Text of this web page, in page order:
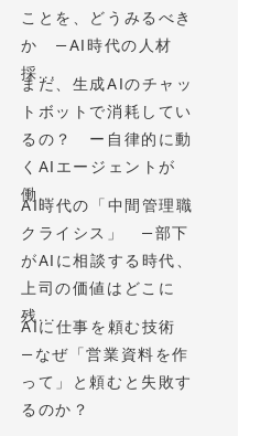
ことを、どうみるべき
か —AI時代の人材
採...
まだ、生成AIのチャッ
トボットで消耗してい
るの？ ー自律的に動
くAIエージェントが
働...
AI時代の「中間管理職
クライシス」 —部下
がAIに相談する時代、
上司の価値はどこに
残...
AIに仕事を頼む技術
—なぜ「営業資料を作
って」と頼むと失敗す
るのか？